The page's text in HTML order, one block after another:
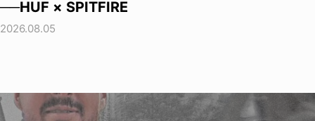
──HUF × SPITFIRE
2026.08.05